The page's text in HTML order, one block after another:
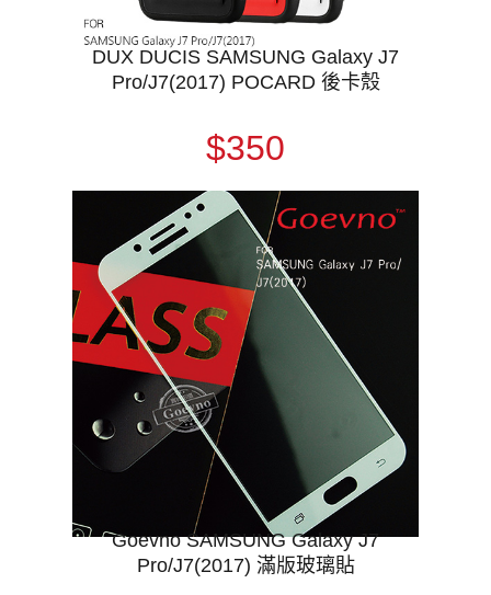
DUX DUCIS SAMSUNG Galaxy J7
Pro/J7(2017) POCARD 後卡殼
$350
Goevno SAMSUNG Galaxy J7
Pro/J7(2017) 滿版玻璃貼